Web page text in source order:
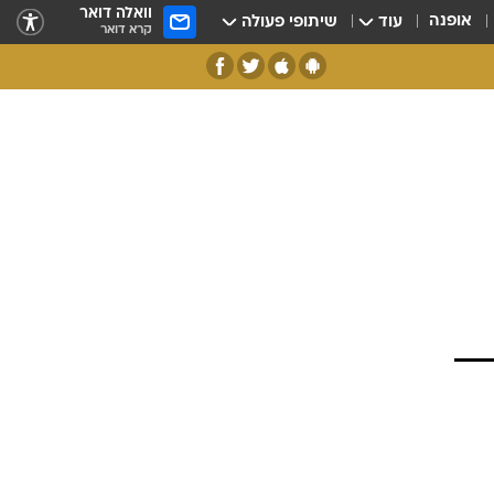
אופנה עוד שיתופי פעולה וואלה דואר
קרא דואר